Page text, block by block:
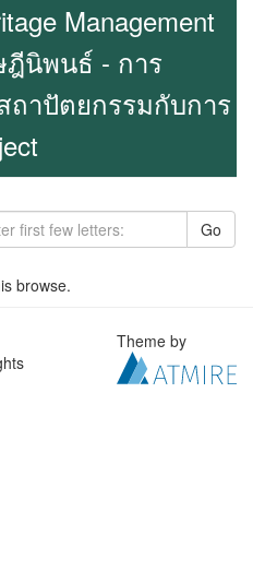
Management
ฎีนิพนธ์ - การ
ถาปัตยกรรมกับการ
Go
browse.
Theme by